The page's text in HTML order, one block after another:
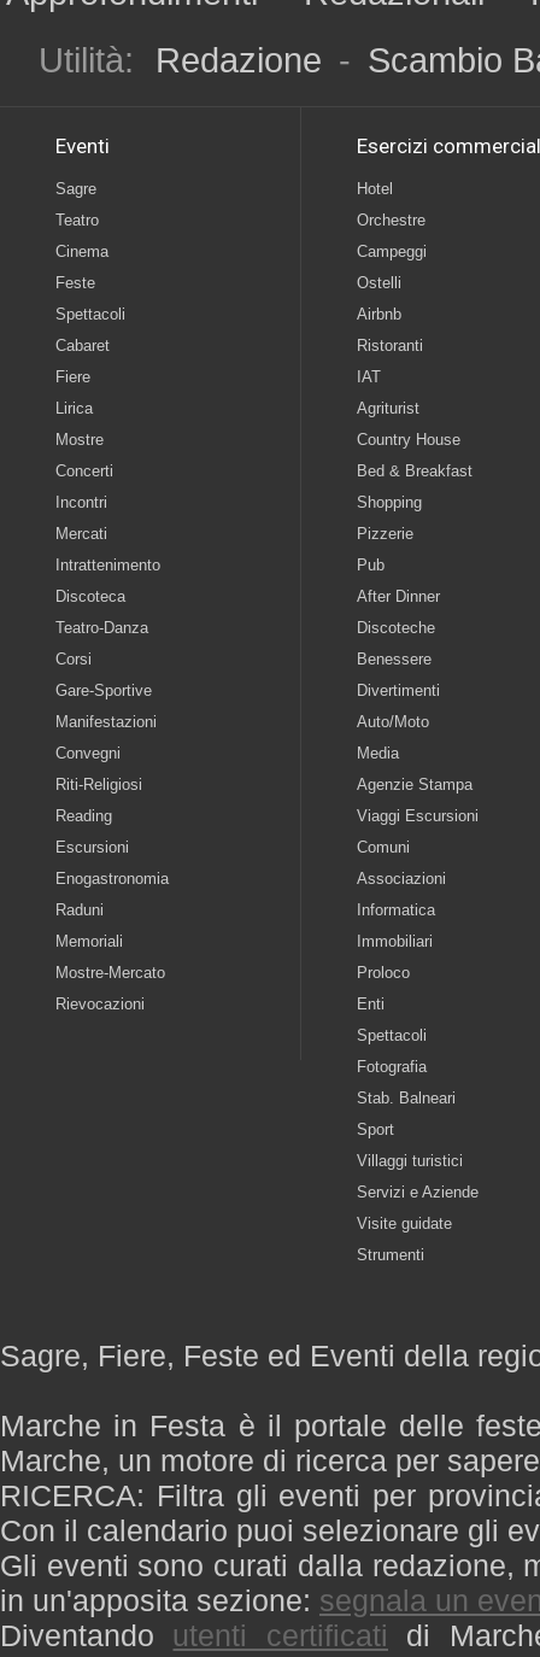
Utilità:
Redazione - Scambio
Eventi
Sagre
Teatro
Cinema
Feste
Spettacoli
Cabaret
Fiere
Lirica
Mostre
Concerti
Incontri
Mercati
Intrattenimento
Discoteca
Teatro-Danza
Corsi
Gare-Sportive
Manifestazioni
Convegni
Riti-Religiosi
Reading
Escursioni
Enogastronomia
Raduni
Memoriali
Mostre-Mercato
Rievocazioni
Esercizi
Hotel
Orchestre
Campeggi
Ostelli
Airbnb
Ristoranti
IAT
Agriturist
Country House
Bed & Breakfast
Shopping
Pizzerie
Pub
After Dinner
Discoteche
Benessere
Divertimenti
Auto/Moto
Media
Agenzie Stampa
Viaggi Escursioni
Comuni
Associazioni
Informatica
Immobiliari
Proloco
Enti
Spettacoli
Fotografia
Stab. Balneari
Sport
Villaggi turistici
Servizi e Aziende
Visite guidate
Strumenti
Sagre, Fiere, Feste ed Eventi della
Marche in Festa è il portale delle
Marche, un motore di ricerca per
RICERCA: Filtra gli eventi per
Con il calendario puoi selezionare gli
Gli eventi sono curati dalla redazione,
in un'apposita sezione: segnala un
Diventando utenti certificati di